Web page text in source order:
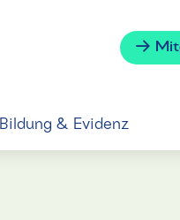
Bildung & Evidenz